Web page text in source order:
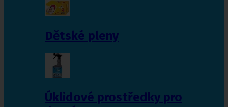
Dětské pleny
Úklidové prostředky pro